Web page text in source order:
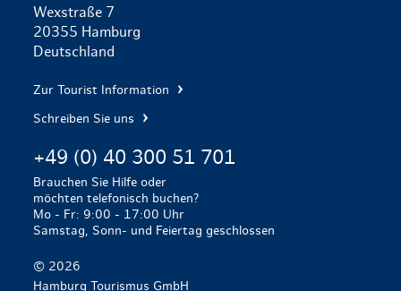
Wexstraße 7
20355 Hamburg
Deutschland
Zur Tourist Information
Schreiben Sie uns
+49 (0) 40 300 51 701
Brauchen Sie Hilfe oder
möchten telefonisch buchen?
Mo - Fr: 9:00 - 17:00 Uhr
Samstag, Sonn- und Feiertag geschlossen
© 2026
Hamburg Tourismus GmbH